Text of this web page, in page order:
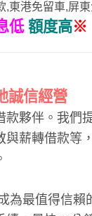
,東港免留車,屏
低 額度高※
誠信經營
夥伴。我們
薪轉借款等
為最值得信賴